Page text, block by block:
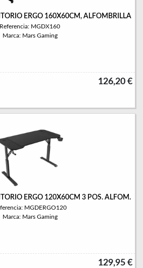
ERGO 160X60CM, ALFOMBRILLA
Referencia: MGDX160
Marca: Mars Gaming
126,20 €
ERGO 120X60CM 3 POS. ALFOM.
MGDERGO120
Marca: Mars Gaming
129,95 €